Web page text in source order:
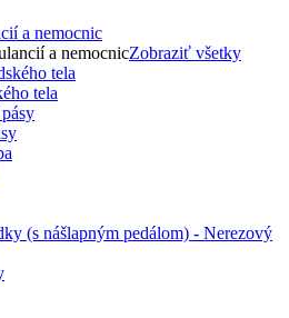
a nemocnic
a nemocnicZobraziť všetky
tela